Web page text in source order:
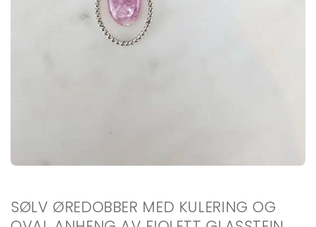
SØLV ØREDOBBER MED KULERING OG